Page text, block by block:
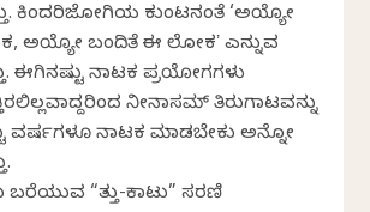
ಕಿಂದರಿಜೋಗಿಯ ಕುಂಟನಂತೆ ‘ಅಯ್ಯೋ
ಅಯ್ಯೋ ಬಂದಿತೆ ಈ ಲೋಕʼ ಎನ್ನುವ
ಈಗಿನಷ್ಟು ನಾಟಕ ಪ್ರಯೋಗಗಳು
ನೀನಾಸಮ್‌ ತಿರುಗಾಟವನ್ನು
ವರ್ಷಗಳೂ ನಾಟಕ ಮಾಡಬೇಕು ಅನ್ನೋ
ಬರೆಯುವ “ಚಿತ್ತು-ಕಾಟು” ಸರಣಿ